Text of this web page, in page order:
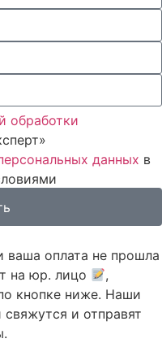
обработки
данных в
ваша оплата не прошла
на юр. лицо
,
кнопке ниже. Наши
и отправят